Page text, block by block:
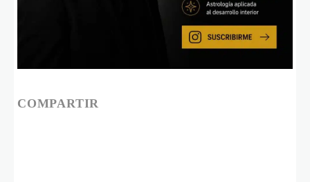
COMPARTIR